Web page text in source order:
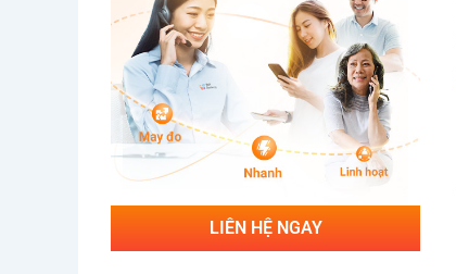
LIÊN HỆ NGAY